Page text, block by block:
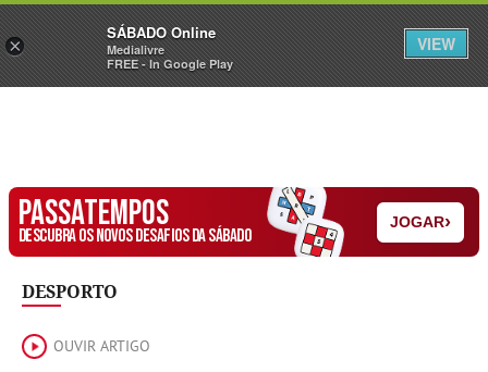
Sábado Assine Iniciar Sessão
PASSATEMPOS
DESCUBRA OS NOVOS DESAFIOS DA SÁBADO
JOGAR›
DESPORTO
OUVIR ARTIGO
×
SÁBADO Online
Medialivre
FREE - In Google Play
VIEW